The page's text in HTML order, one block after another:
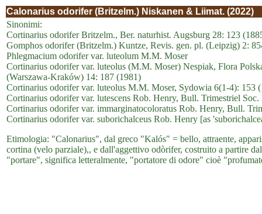
Calonarius odorifer (Britzelm.) Niskanen & Liimat. (2022)
Sinonimi:
Cortinarius odorifer Britzelm., Ber. naturhist. Augsburg 28: 123
Gomphos odorifer (Britzelm.) Kuntze, Revis. gen. pl. (Leipzig) 2:
Phlegmacium odorifer var. luteolum M.M. Moser
Cortinarius odorifer var. luteolus (M.M. Moser) Nespiak, Flora
(Warszawa-Kraków) 14: 187 (1981)
Cortinarius odorifer var. luteolus M.M. Moser, Sydowia 6(1-4): 153
Cortinarius odorifer var. lutescens Rob. Henry, Bull. Trimestriel
Cortinarius odorifer var. immarginatocoloratus Rob. Henry, Bull.
Cortinarius odorifer var. suborichalceus Rob. Henry [as
Etimologia: "Calonarius", dal greco "Kalós" = bello, attraente,
cortina (velo parziale),, e dall'aggettivo odòrifer, costruito a partire
"portare", significa letteralmente, "portatore di odore" cioè